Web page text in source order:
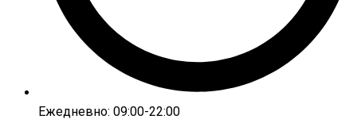
Ежедневно: 09:00-22:00